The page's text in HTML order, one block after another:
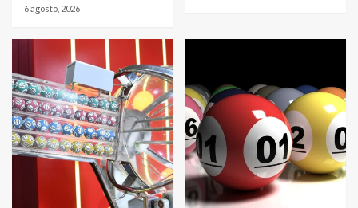
6 agosto, 2026